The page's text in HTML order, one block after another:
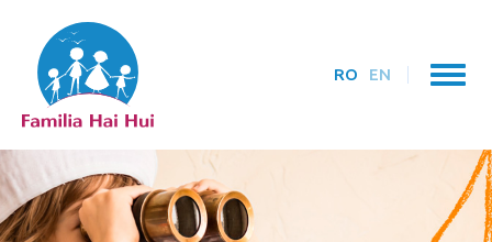
RO EN